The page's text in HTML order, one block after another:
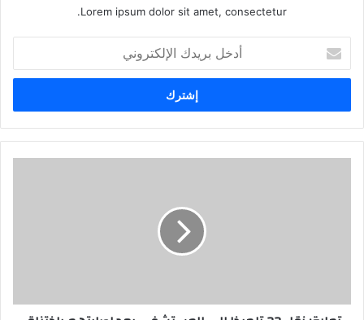
Lorem ipsum dolor sit amet, consectetur.
بريدك
الإلكتروني